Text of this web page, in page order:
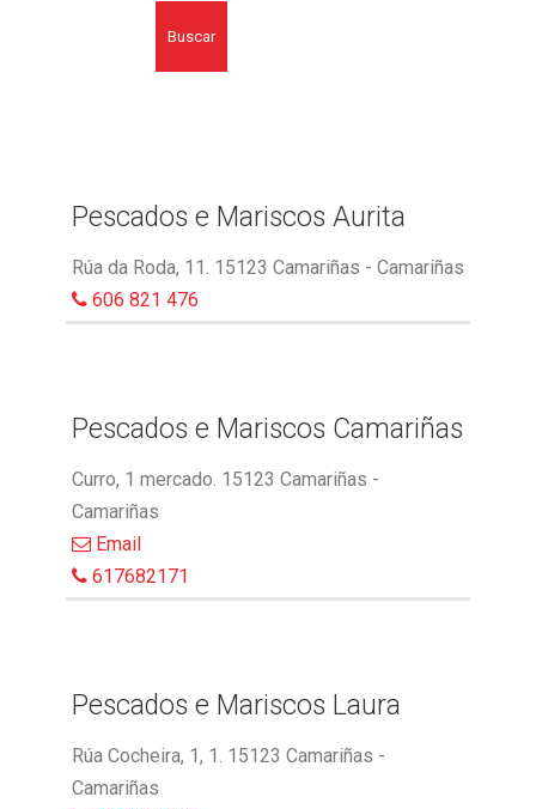
Buscar
Pescados e Mariscos Aurita
Rúa da Roda, 11. 15123 Camariñas - Camariñas
606 821 476
Pescados e Mariscos Camariñas
Curro, 1 mercado. 15123 Camariñas -
Camariñas
Email
617682171
Pescados e Mariscos Laura
Rúa Cocheira, 1, 1. 15123 Camariñas -
Camariñas